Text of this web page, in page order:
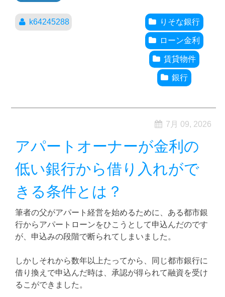
k64245288 りそな銀行
ローン金利
賃貸物件
銀行
7月 09, 2026
アパートオーナーが金利の
低い銀行から借り入れがで
きる条件とは？
筆者の父がアパート経営を始めるために、ある都市銀
行からアパートローンをひこうとして申込んだのです
が、申込みの段階で断られてしまいました。
しかしそれから数年以上たってから、同じ都市銀行に
借り換えで申込んだ時は、承認が得られて融資を受け
るこができました。